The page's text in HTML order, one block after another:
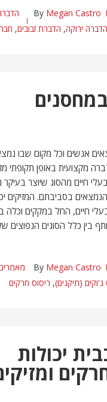
By Megan Castro
הדברה ירוקה, הדברת זבובים,
אנשים וכל מקום שבו
מקצועית באופן תקופתי
חיים מהסוג שיוצר בעיקר
בסביבתם. המזיקים
חיים, החל במקקים וכלה
בין כלל הסוגים הנפוצים
By Megan Castro
ג'וקים (תיקנים), ריסוס חרקים
יכולות